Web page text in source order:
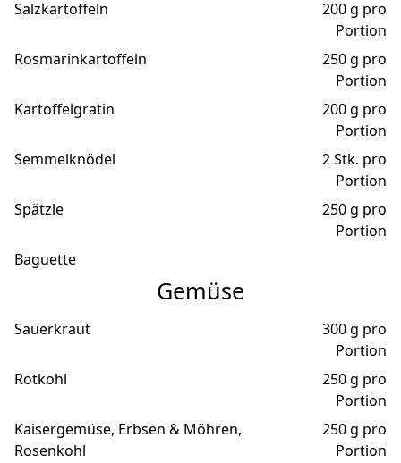
Salzkartoffeln
200 g pro
Portion
Rosmarinkartoffeln
250 g pro
Portion
Kartoffelgratin
200 g pro
Portion
Semmelknödel
2 Stk. pro
Portion
Spätzle
250 g pro
Portion
Baguette
Gemüse
Sauerkraut
300 g pro
Portion
Rotkohl
250 g pro
Portion
Kaisergemüse, Erbsen & Möhren,
Rosenkohl
250 g pro
Portion